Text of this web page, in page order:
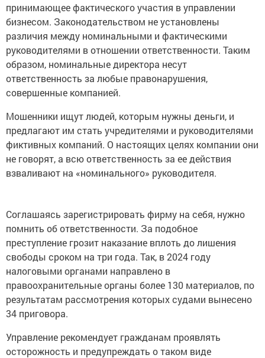
принимающее фактического участия в управлении
бизнесом. Законодательством не установлены
различия между номинальными и фактическими
руководителями в отношении ответственности. Таким
образом, номинальные директора несут
ответственность за любые правонарушения,
совершенные компанией.
Мошенники ищут людей, которым нужны деньги, и
предлагают им стать учредителями и руководителями
фиктивных компаний. О настоящих целях компании они
не говорят, а всю ответственность за ее действия
взваливают на «номинального» руководителя.
Соглашаясь зарегистрировать фирму на себя, нужно
помнить об ответственности. За подобное
преступление грозит наказание вплоть до лишения
свободы сроком на три года. Так, в 2024 году
налоговыми органами направлено в
правоохранительные органы более 130 материалов, по
результатам рассмотрения которых судами вынесено
34 приговора.
Управление рекомендует гражданам проявлять
осторожность и предупреждать о таком виде